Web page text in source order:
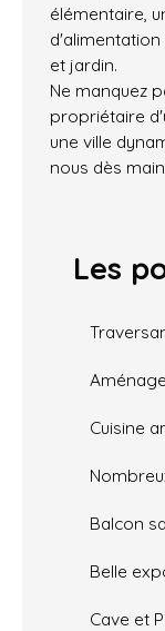
élémentaire,
et jardin.
Ne manquez
propriétaire
une ville
nous dès
Les
Cuisine
Balcon
Belle
Cave et